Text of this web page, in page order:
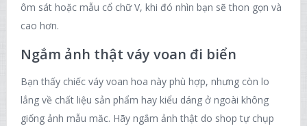
ôm sát hoặc mẫu cổ chữ V, khi đó nhìn bạn sẽ thon gọn và
cao hơn.
Ngắm ảnh thật váy voan đi biển
Bạn thấy chiếc váy voan hoa này phù hợp, nhưng còn lo
lắng về chất liệu sản phẩm hay kiểu dáng ở ngoài không
giống ảnh mẫu măc. Hãy ngắm ảnh thật do shop tự chụp